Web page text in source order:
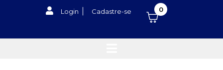
Login Cadastre-se 0